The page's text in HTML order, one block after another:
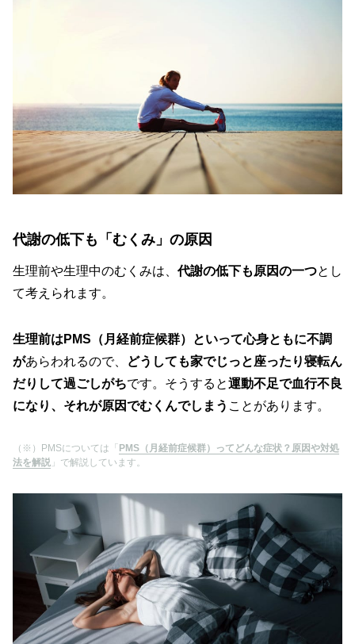
代謝の低下も「むくみ」の原因
生理前や生理中のむくみは、代謝の低下も原因の一つとし
て考えられます。
生理前はPMS（月経前症候群）といって心身ともに不調
があらわれるので、
どうしても家でじっと座ったり寝転ん
だりして過ごしがちです。そうすると運動不足で血行不良
になり、それが原因でむくんでしまう ことがあります。
（※）PMSについては「 PMS（月経前症候群）ってどんな症状？原因や対処
法を解説 」で解説しています。